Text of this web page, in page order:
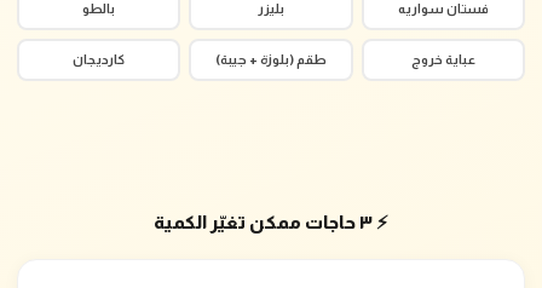
فستان سواريه بليزر بالطو
عباية خروج طقم (بلوزة + جيبة) كارديجان
⚡ ٣ حاجات ممكن تغيّر الكمية